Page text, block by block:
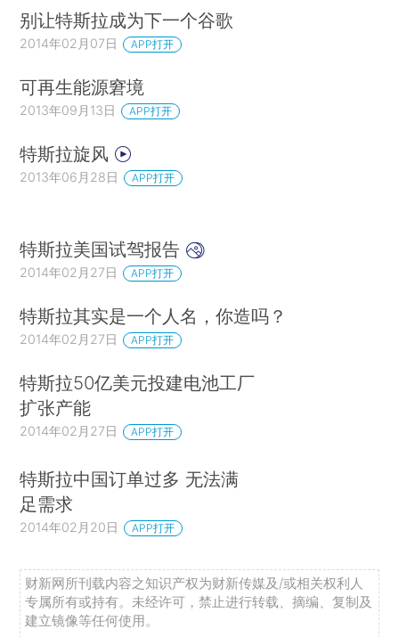
别让特斯拉成为下一个谷歌
2014年02月07日 APP打开
可再生能源窘境
2013年09月13日 APP打开
特斯拉旋风
2013年06月28日 APP打开
特斯拉美国试驾报告
2014年02月27日 APP打开
特斯拉其实是一个人名，你造吗？
2014年02月27日 APP打开
特斯拉50亿美元投建电池工厂
扩张产能
2014年02月27日 APP打开
特斯拉中国订单过多 无法满
足需求
2014年02月20日 APP打开
财新网所刊载内容之知识产权为财新传媒及/或相关权利人
专属所有或持有。未经许可，禁止进行转载、摘编、复制及
建立镜像等任何使用。